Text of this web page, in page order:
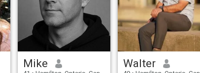
Mike Walter